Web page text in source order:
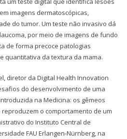
imagens dermatoscópicas,
do tumor. Um teste não invasivo dá
por meio de imagens de fundo
de forma precoce patologias
quantitativa da textura da mama.
diretor da Digital Health Innovation
do desenvolvimento de uma
na Medicina: os gêmeos
o comportamento de um
do Instituto Central de
FAU Erlangen-Nürnberg, na